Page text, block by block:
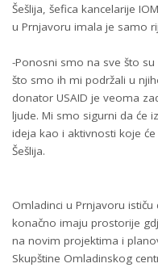
Šešlija, šefica kancelarije
u Prnjavoru imala je samo
-Ponosni smo na sve što
što smo ih mi podržali u
donator USAID je veoma
ljude. Mi smo sigurni da će
ideja kao i aktivnosti koje
Šešlija.
Omladinci u Prnjavoru
konačno imaju prostorije
na novim projektima i
Skupštine Omladinskog